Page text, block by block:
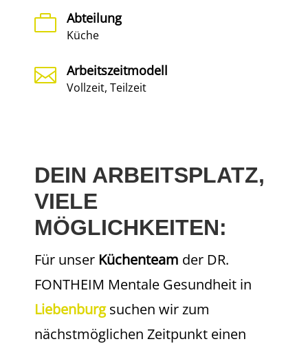
 Abteilung
Küche
 Arbeitszeitmodell
Vollzeit, Teilzeit
DEIN ARBEITSPLATZ,
VIELE
MÖGLICHKEITEN:
Für unser Küchenteam der DR.
FONTHEIM Mentale Gesundheit in
Liebenburg suchen wir zum
nächstmöglichen Zeitpunkt einen